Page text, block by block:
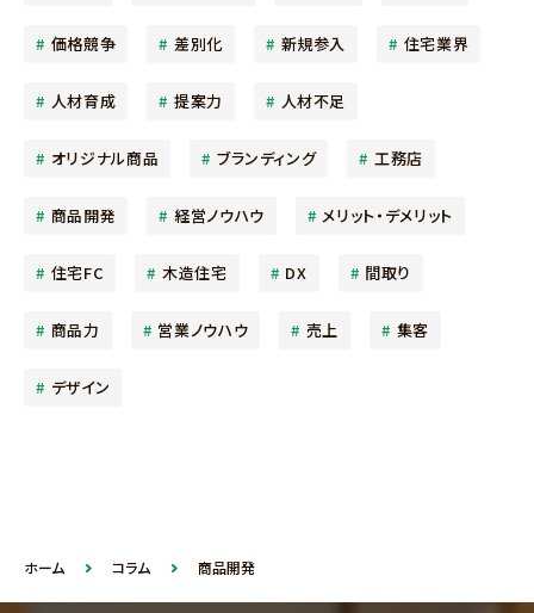
価格競争 差別化 新規参入 住宅業界
人材育成 提案力 人材不足
オリジナル商品 ブランディング 工務店
商品開発 経営ノウハウ メリット・デメリット
住宅FC 木造住宅 DX 間取り
商品力 営業ノウハウ 売上 集客
デザイン
ホーム コラム 商品開発